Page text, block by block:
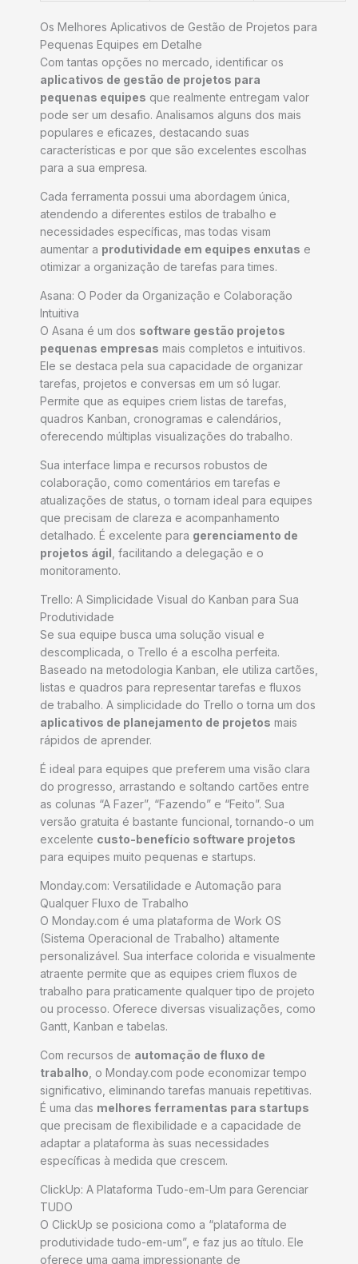
Os Melhores Aplicativos de Gestão de Projetos para
Pequenas Equipes em Detalhe
Com tantas opções no mercado, identificar os
aplicativos de gestão de projetos para
pequenas equipes que realmente entregam valor
pode ser um desafio. Analisamos alguns dos mais
populares e eficazes, destacando suas
características e por que são excelentes escolhas
para a sua empresa.
Cada ferramenta possui uma abordagem única,
atendendo a diferentes estilos de trabalho e
necessidades específicas, mas todas visam
aumentar a produtividade em equipes enxutas e
otimizar a organização de tarefas para times.
Asana: O Poder da Organização e Colaboração
Intuitiva
O Asana é um dos software gestão projetos
pequenas empresas mais completos e intuitivos.
Ele se destaca pela sua capacidade de organizar
tarefas, projetos e conversas em um só lugar.
Permite que as equipes criem listas de tarefas,
quadros Kanban, cronogramas e calendários,
oferecendo múltiplas visualizações do trabalho.
Sua interface limpa e recursos robustos de
colaboração, como comentários em tarefas e
atualizações de status, o tornam ideal para equipes
que precisam de clareza e acompanhamento
detalhado. É excelente para gerenciamento de
projetos ágil , facilitando a delegação e o
monitoramento.
Trello: A Simplicidade Visual do Kanban para Sua
Produtividade
Se sua equipe busca uma solução visual e
descomplicada, o Trello é a escolha perfeita.
Baseado na metodologia Kanban, ele utiliza cartões,
listas e quadros para representar tarefas e fluxos
de trabalho. A simplicidade do Trello o torna um dos
aplicativos de planejamento de projetos mais
rápidos de aprender.
É ideal para equipes que preferem uma visão clara
do progresso, arrastando e soltando cartões entre
as colunas “A Fazer”, “Fazendo” e “Feito”. Sua
versão gratuita é bastante funcional, tornando-o um
excelente custo-benefício software projetos
para equipes muito pequenas e startups.
Monday.com: Versatilidade e Automação para
Qualquer Fluxo de Trabalho
O Monday.com é uma plataforma de Work OS
(Sistema Operacional de Trabalho) altamente
personalizável. Sua interface colorida e visualmente
atraente permite que as equipes criem fluxos de
trabalho para praticamente qualquer tipo de projeto
ou processo. Oferece diversas visualizações, como
Gantt, Kanban e tabelas.
Com recursos de automação de fluxo de
trabalho , o Monday.com pode economizar tempo
significativo, eliminando tarefas manuais repetitivas.
É uma das melhores ferramentas para startups
que precisam de flexibilidade e a capacidade de
adaptar a plataforma às suas necessidades
específicas à medida que crescem.
ClickUp: A Plataforma Tudo-em-Um para Gerenciar
TUDO
O ClickUp se posiciona como a “plataforma de
produtividade tudo-em-um”, e faz jus ao título. Ele
oferece uma gama impressionante de